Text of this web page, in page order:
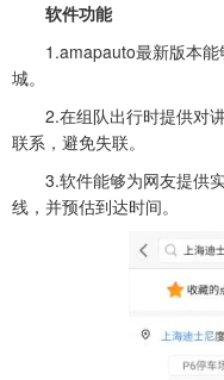
软件功能
1.amapauto最新版本能
城。
2.在组队出行时提供对讲
联系，避免失联。
3.软件能够为网友提供实
线，并预估到达时间。